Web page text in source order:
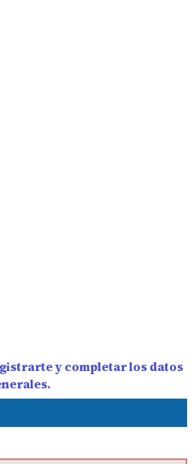
y completar los datos